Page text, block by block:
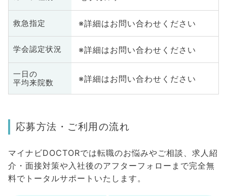
救急指定 ※詳細はお問い合わせください
学会認定状況 ※詳細はお問い合わせください
一日の
平均来院数
※詳細はお問い合わせください
応募方法・ご利用の流れ
マイナビDOCTORでは転職のお悩みやご相談、求人紹
介・面接対策や入社後のアフターフォローまで完全無
料でトータルサポートいたします。